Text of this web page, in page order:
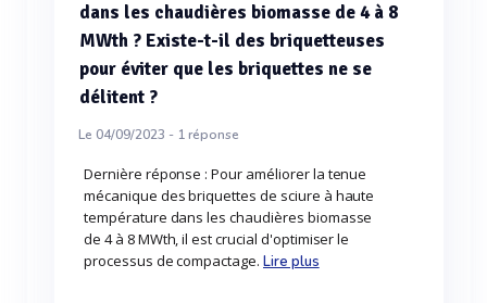
dans les chaudières biomasse de 4 à 8
MWth ? Existe-t-il des briquetteuses
pour éviter que les briquettes ne se
délitent ?
Le 04/09/2023 - 1réponse
Dernière réponse : Pour améliorer la tenue
mécanique des briquettes de sciure à haute
température dans les chaudières biomasse
de 4 à 8 MWth, il est crucial d'optimiser le
processus de compactage.Lire plus